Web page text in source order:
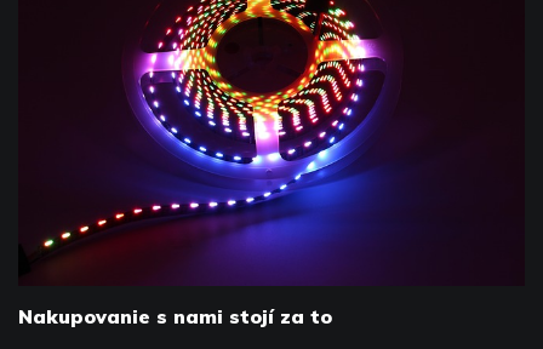
Nakupovanie s nami stojí za to